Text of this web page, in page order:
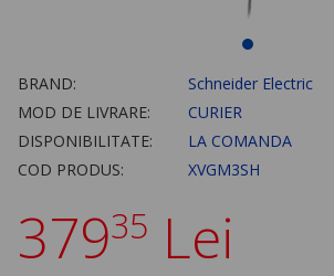
BRAND:
Schneider Electric
MOD DE LIVRARE:
CURIER
DISPONIBILITATE:
LA COMANDA
COD PRODUS:
XVGM3SH
37935 Lei